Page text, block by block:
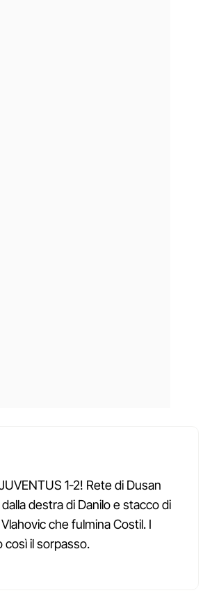
1-2! Rete di Dusan
destra di Danilo e stacco di
che fulmina Costil. I
così il sorpasso.